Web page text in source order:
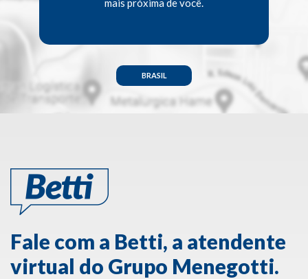
mais próxima de você.
BRASIL
Fale com a Betti, a atendente
virtual do Grupo Menegotti.